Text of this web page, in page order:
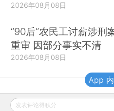
2026年08月08日
“90后”农民工讨薪涉刑
重审 因部分事实不清
2026年08月08日
财新移动
发表评论得积分
App